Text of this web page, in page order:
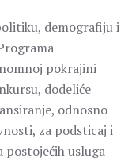
demografiju i
pokrajini
dodeliće
odnosno
za podsticaj i
postojećih usluga